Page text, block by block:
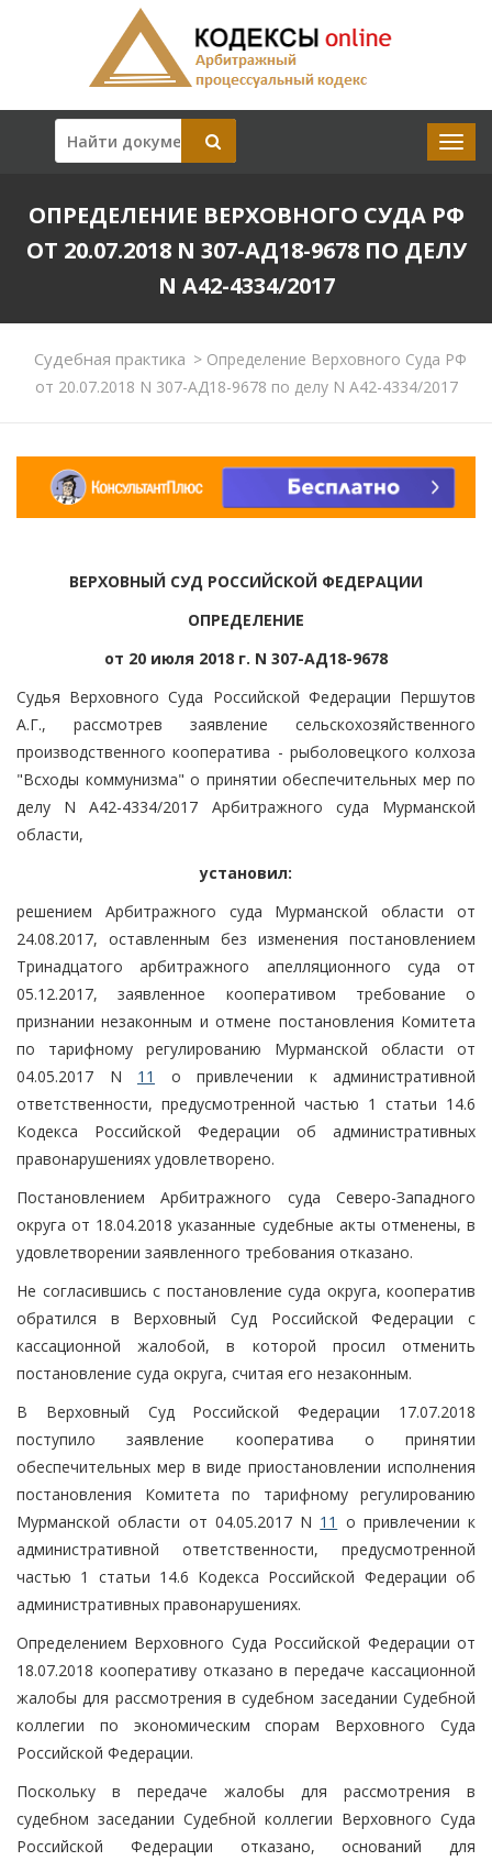
ОПРЕДЕЛЕНИЕ ВЕРХОВНОГО СУДА РФ
ОТ 20.07.2018 N 307-АД18-9678 ПО ДЕЛУ
N А42-4334/2017
Судебная практика >Определение Верховного Суда РФ
от 20.07.2018 N 307-АД18-9678 по делу N А42-4334/2017
ВЕРХОВНЫЙ СУД РОССИЙСКОЙ ФЕДЕРАЦИИ
ОПРЕДЕЛЕНИЕ
от 20 июля 2018 г. N 307-АД18-9678
Судья Верховного Суда Российской Федерации Першутов
А.Г., рассмотрев заявление сельскохозяйственного
производственного кооператива - рыболовецкого колхоза
"Всходы коммунизма" о принятии обеспечительных мер по
делу N А42-4334/2017 Арбитражного суда Мурманской
области,
установил:
решением Арбитражного суда Мурманской области от
24.08.2017, оставленным без изменения постановлением
Тринадцатого арбитражного апелляционного суда от
05.12.2017, заявленное кооперативом требование о
признании незаконным и отмене постановления Комитета
по тарифному регулированию Мурманской области от
04.05.2017 N 11
о привлечении к административной
ответственности, предусмотренной частью 1 статьи 14.6
Кодекса Российской Федерации об административных
правонарушениях удовлетворено.
Постановлением Арбитражного суда Северо-Западного
округа от 18.04.2018 указанные судебные акты отменены, в
удовлетворении заявленного требования отказано.
Не согласившись с постановление суда округа, кооператив
обратился в Верховный Суд Российской Федерации с
кассационной жалобой, в которой просил отменить
постановление суда округа, считая его незаконным.
В Верховный Суд Российской Федерации 17.07.2018
поступило заявление кооператива о принятии
обеспечительных мер в виде приостановлении исполнения
постановления Комитета по тарифному регулированию
Мурманской области от 04.05.2017 N 11 о привлечении к
административной ответственности, предусмотренной
частью 1 статьи 14.6 Кодекса Российской Федерации об
административных правонарушениях.
Определением Верховного Суда Российской Федерации от
18.07.2018 кооперативу отказано в передаче кассационной
жалобы для рассмотрения в судебном заседании Судебной
коллегии по экономическим спорам Верховного Суда
Российской Федерации.
Поскольку в передаче жалобы для рассмотрения в
судебном заседании Судебной коллегии Верховного Суда
Российской Федерации отказано, оснований для